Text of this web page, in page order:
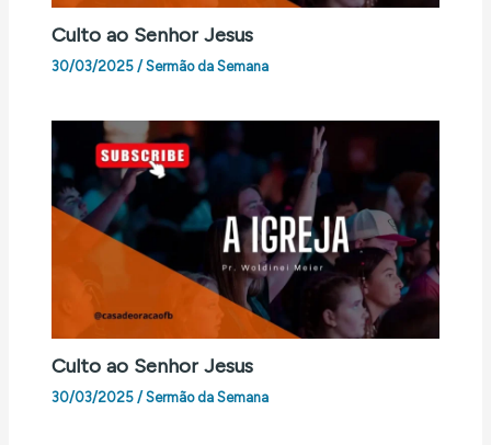
Culto ao Senhor Jesus
30/03/2025/Sermão da Semana
Culto ao Senhor Jesus
30/03/2025/Sermão da Semana